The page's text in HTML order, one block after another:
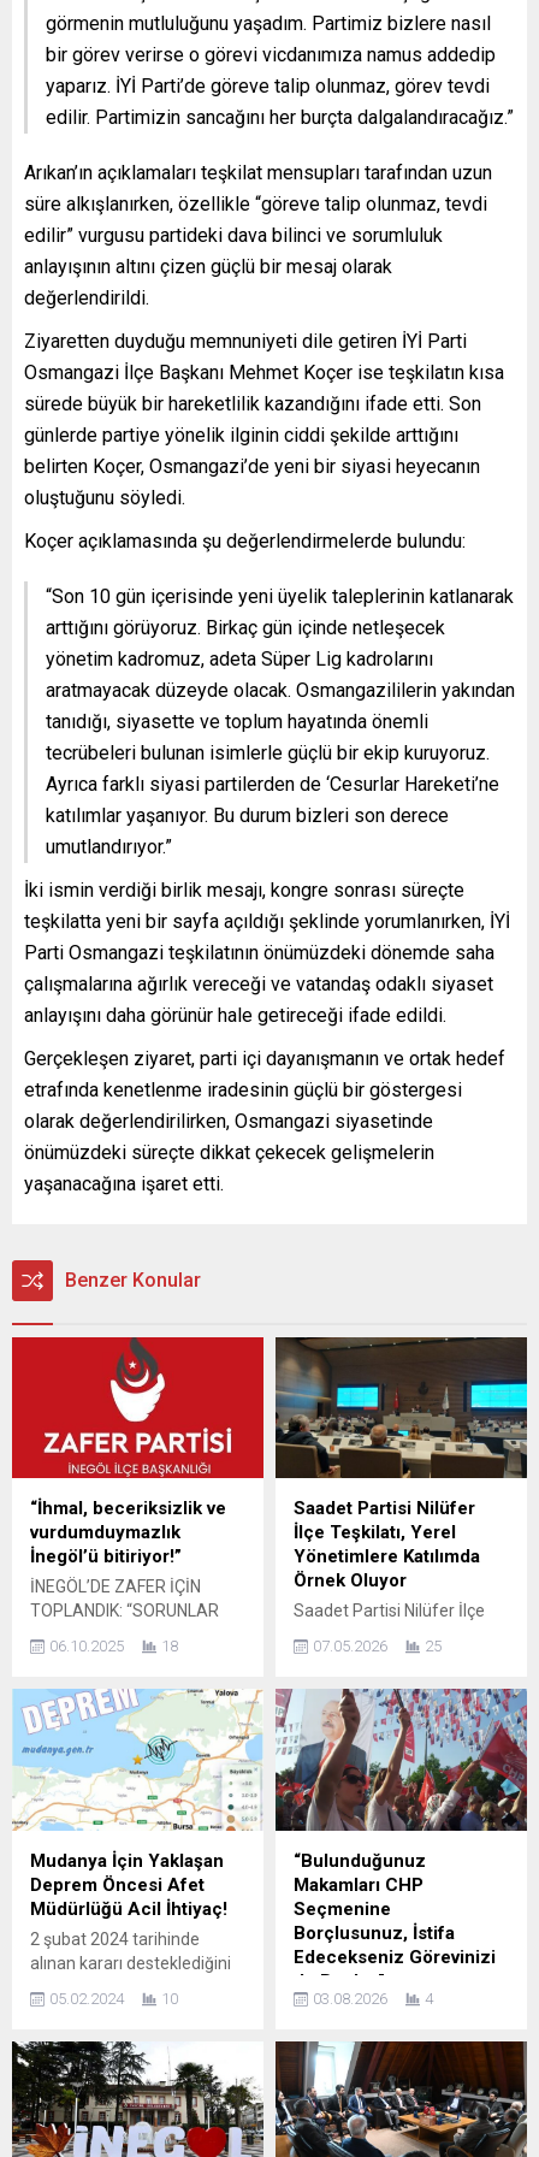
görmenin mutluluğunu yaşadım. Partimiz bizlere nasıl
bir görev verirse o görevi vicdanımıza namus addedip
yaparız. İYİ Parti’de göreve talip olunmaz, görev tevdi
edilir. Partimizin sancağını her burçta dalgalandıracağız.”
Arıkan’ın açıklamaları teşkilat mensupları tarafından uzun
süre alkışlanırken, özellikle “göreve talip olunmaz, tevdi
edilir” vurgusu partideki dava bilinci ve sorumluluk
anlayışının altını çizen güçlü bir mesaj olarak
değerlendirildi.
Ziyaretten duyduğu memnuniyeti dile getiren İYİ Parti
Osmangazi İlçe Başkanı Mehmet Koçer ise teşkilatın kısa
sürede büyük bir hareketlilik kazandığını ifade etti. Son
günlerde partiye yönelik ilginin ciddi şekilde arttığını
belirten Koçer, Osmangazi’de yeni bir siyasi heyecanın
oluştuğunu söyledi.
Koçer açıklamasında şu değerlendirmelerde bulundu:
“Son 10 gün içerisinde yeni üyelik taleplerinin katlanarak
arttığını görüyoruz. Birkaç gün içinde netleşecek
yönetim kadromuz, adeta Süper Lig kadrolarını
aratmayacak düzeyde olacak. Osmangazililerin yakından
tanıdığı, siyasette ve toplum hayatında önemli
tecrübeleri bulunan isimlerle güçlü bir ekip kuruyoruz.
Ayrıca farklı siyasi partilerden de ‘Cesurlar Hareketi’ne
katılımlar yaşanıyor. Bu durum bizleri son derece
umutlandırıyor.”
İki ismin verdiği birlik mesajı, kongre sonrası süreçte
teşkilatta yeni bir sayfa açıldığı şeklinde yorumlanırken, İYİ
Parti Osmangazi teşkilatının önümüzdeki dönemde saha
çalışmalarına ağırlık vereceği ve vatandaş odaklı siyaset
anlayışını daha görünür hale getireceği ifade edildi.
Gerçekleşen ziyaret, parti içi dayanışmanın ve ortak hedef
etrafında kenetlenme iradesinin güçlü bir göstergesi
olarak değerlendirilirken, Osmangazi siyasetinde
önümüzdeki süreçte dikkat çekecek gelişmelerin
yaşanacağına işaret etti.
Benzer Konular
“İhmal, beceriksizlik ve
vurdumduymazlık
İnegöl’ü bitiriyor!”
İNEGÖL’DE ZAFER İÇİN
TOPLANDIK: “SORUNLAR
AĞIR, HESAP
VERECEKLERİN SAYISI ÇOK!”
Büyükşehir ve İnegöl
Belediyesine sert çıkış:
“İhmal, beceriksizlik ve
vurdumduymazlık İnegöl’ü
bitiriyor!” Zafer Partisi’nin
İnegöl’de gerçekleştirdiği
kapsamlı istişare toplantısı,
adeta İnegöl’ün sorunlarının
röntgeni oldu. Genel İdare
Kurulu Üyesi Mahmut Kara, İl
Başkanı Cihat Gazi ve
teşkilat mensuplarının...
06.10.2025 18
Saadet Partisi Nilüfer
İlçe Teşkilatı, Yerel
Yönetimlere Katılımda
Örnek Oluyor
Saadet Partisi Nilüfer İlçe
Teşkilatı, yerel yönetimlere
verdiği önemi düzenli
seriyor. İlçe başkan
yardımcıları Saadet
Partisi’nin STK ve Halkla
İlişkiler Birimi’nden Hakan
Bulut, Mahalli İdareler
Birimi’nden Mehmet
Kumdereli, Nilüfer ilçesinde
yerel yönetimleri temsilen
her ay gerçekleştirilen
belediye meclis
toplantılarına düzenli olarak
katılıyor. Nilüfer
Belediyesi’nin her ayın ilk...
07.05.2026 25
Mudanya İçin Yaklaşan
Deprem Öncesi Afet
Müdürlüğü Acil İhtiyaç!
2 şubat 2024 tarihinde
alınan kararı desteklediğini
Belediye Meclis Üyesi ve
Erden; Bu karar her ne kadar
sevindirici bir karar olsa da
Mudanyamız gözönüne
alındığında bu girişim hedef
05.02.2024 10
“Bulunduğunuz
Makamları CHP
Seçmenine
Borçlusunuz, İstifa
Edecekseniz Görevinizi
de Bırakın”
CHP Bursa İl Başkanı Turgut
Değiştirmeyi Düşünen
Belediye Başkanları ve
Meclis Üyelerine Sert Uyarı…
Cumhuriyet Halk Partisi
03.08.2026 4